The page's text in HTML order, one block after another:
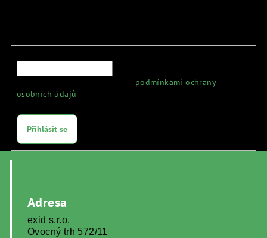
podmínkami ochrany
osobních údajů
Přihlásit se
Adresa
exid s.r.o.
Ovocný trh 572/11